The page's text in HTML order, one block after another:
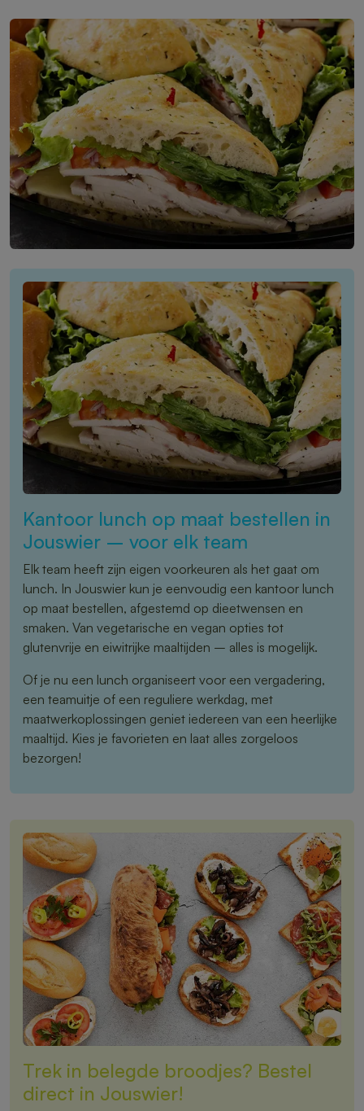
Kantoor lunch op maat bestellen in
Jouswier – voor elk team
Elk team heeft zijn eigen voorkeuren als het gaat om
lunch. In Jouswier kun je eenvoudig een kantoor lunch
op maat bestellen, afgestemd op dieetwensen en
smaken. Van vegetarische en vegan opties tot
glutenvrije en eiwitrijke maaltijden – alles is mogelijk.
Of je nu een lunch organiseert voor een vergadering,
een teamuitje of een reguliere werkdag, met
maatwerkoplossingen geniet iedereen van een heerlijke
maaltijd. Kies je favorieten en laat alles zorgeloos
bezorgen!
Trek in belegde broodjes? Bestel
direct in Jouswier!